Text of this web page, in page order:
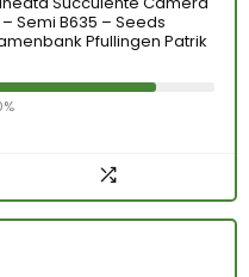
Semi B635 – Seeds
Pfullingen Patrik